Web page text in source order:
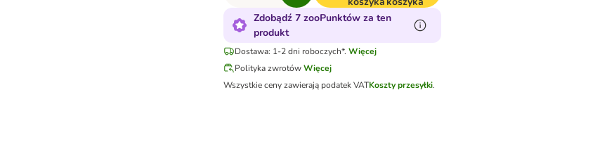
Zdobądź 7 zooPunktów za ten
produkt
Dostawa: 1-2 dni roboczych*. Więcej
Polityka zwrotów Więcej
Wszystkie ceny zawierają podatek VATKoszty przesyłki.